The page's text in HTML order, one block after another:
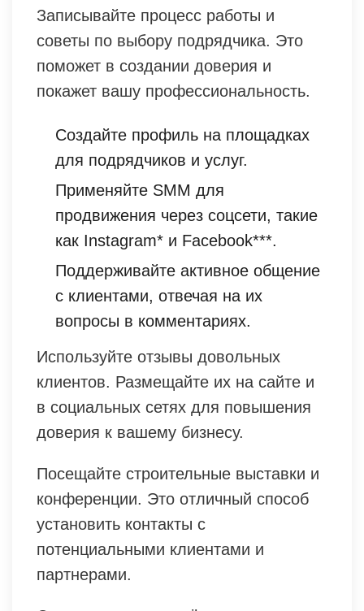
Записывайте процесс работы и
советы по выбору подрядчика. Это
поможет в создании доверия и
покажет вашу профессиональность.
Создайте профиль на площадках
для подрядчиков и услуг.
Применяйте SMM для
продвижения через соцсети, такие
как Instagram* и Facebook***.
Поддерживайте активное общение
с клиентами, отвечая на их
вопросы в комментариях.
Используйте отзывы довольных
клиентов. Размещайте их на сайте и
в социальных сетях для повышения
доверия к вашему бизнесу.
Посещайте строительные выставки и
конференции. Это отличный способ
установить контакты с
потенциальными клиентами и
партнерами.